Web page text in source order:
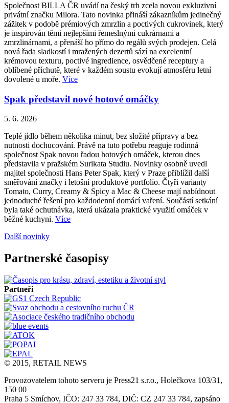
Společnost BILLA ČR uvádí na český trh zcela novou exkluzivní
privátní značku Milora. Tato novinka přináší zákazníkům jedinečný
zážitek v podobě prémiových zmrzlin a poctivých cukrovinek, který
je inspirován těmi nejlepšími řemeslnými cukrárnami a
zmrzlinárnami, a přenáší ho přímo do regálů svých prodejen. Celá
nová řada sladkostí i mražených dezertů sází na excelentní
krémovou texturu, poctivé ingredience, osvědčené receptury a
oblíbené příchutě, které v každém soustu evokují atmosféru letní
dovolené u moře. Více
Spak představil nové hotové omáčky
5. 6. 2026
Teplé jídlo během několika minut, bez složité přípravy a bez
nutnosti dochucování. Právě na tuto potřebu reaguje rodinná
společnost Spak novou řadou hotových omáček, kterou dnes
představila v pražském Surikata Studiu. Novinky osobně uvedl
majitel společnosti Hans Peter Spak, který v Praze přiblížil další
směřování značky i letošní produktové portfolio. Čtyři varianty
Tomato, Curry, Creamy & Spicy a Mac & Cheese mají nabídnout
jednoduché řešení pro každodenní domácí vaření. Součástí setkání
byla také ochutnávka, která ukázala praktické využití omáček v
běžné kuchyni. Více
Další novinky
Partnerské časopisy
Partneři
© 2015, RETAIL NEWS
Provozovatelem tohoto serveru je Press21 s.r.o., Holečkova 103/31,
150 00
Praha 5 Smíchov, IČO: 247 33 784, DIČ: CZ 247 33 784, zapsáno